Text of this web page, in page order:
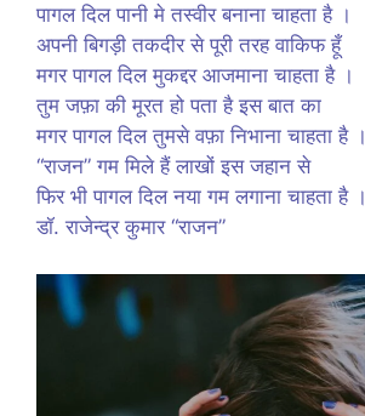
पागल दिल पानी मे तस्वीर बनाना चाहता है ।
अपनी बिगड़ी तकदीर से पूरी तरह वाकिफ हूँ
मगर पागल दिल मुकद्दर आजमाना चाहता है ।
तुम जफ़ा की मूरत हो पता है इस बात का
मगर पागल दिल तुमसे वफ़ा निभाना चाहता है ।
“राजन” गम मिले हैं लाखों इस जहान से
फिर भी पागल दिल नया गम लगाना चाहता है ।
डॉ. राजेन्द्र कुमार “राजन”